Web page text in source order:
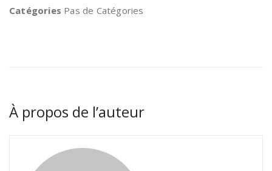
Catégories Pas de Catégories
À propos de l’auteur